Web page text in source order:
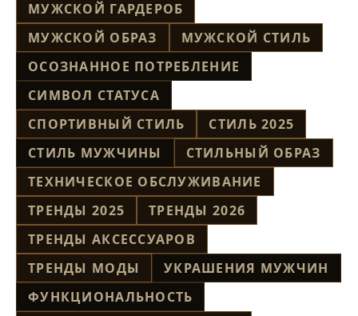
МУЖСКОЙ ГАРДЕРОБ
МУЖСКОЙ ОБРАЗ
МУЖСКОЙ СТИЛЬ
ОСОЗНАННОЕ ПОТРЕБЛЕНИЕ
СИМВОЛ СТАТУСА
СПОРТИВНЫЙ СТИЛЬ
СТИЛЬ 2025
СТИЛЬ МУЖЧИНЫ
СТИЛЬНЫЙ ОБРАЗ
ТЕХНИЧЕСКОЕ ОБСЛУЖИВАНИЕ
ТРЕНДЫ 2025
ТРЕНДЫ 2026
ТРЕНДЫ АКСЕССУАРОВ
ТРЕНДЫ МОДЫ
УКРАШЕНИЯ МУЖЧИН
ФУНКЦИОНАЛЬНОСТЬ